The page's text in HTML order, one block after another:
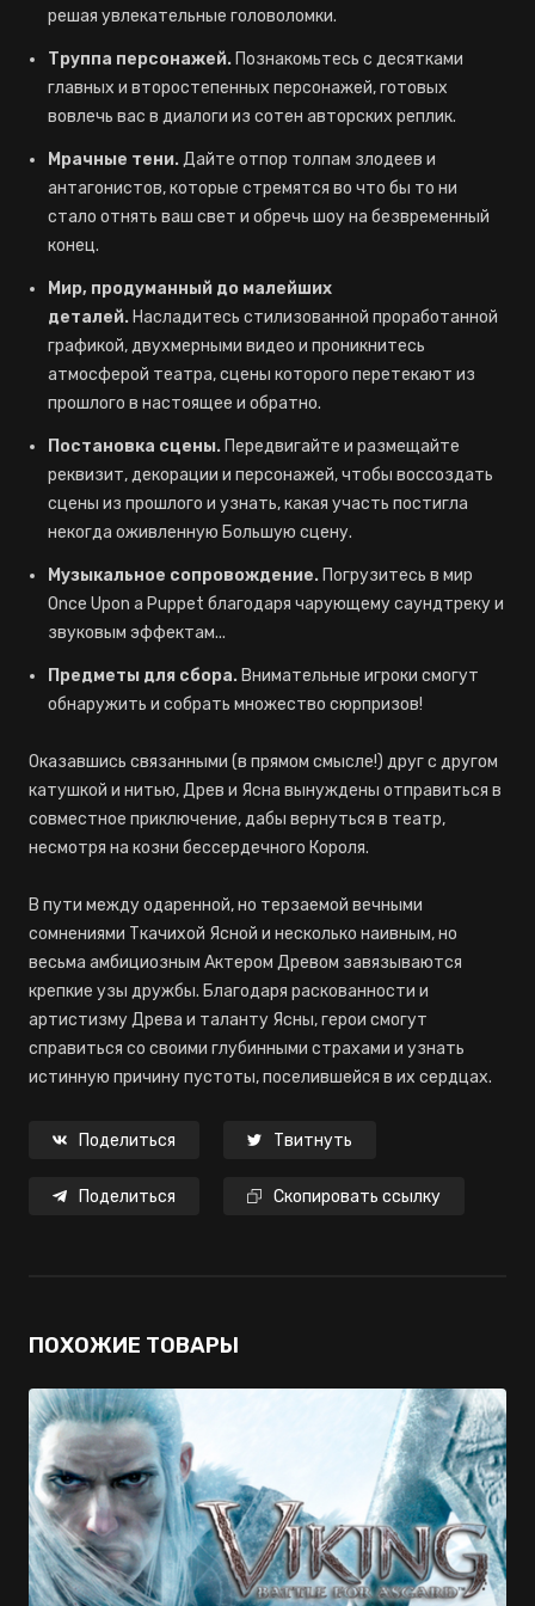
решая увлекательные головоломки.
Труппа персонажей. Познакомьтесь с десятками
главных и второстепенных персонажей, готовых
вовлечь вас в диалоги из сотен авторских реплик.
Мрачные тени.Дайте отпор толпам злодеев и
антагонистов, которые стремятся во что бы то ни
стало отнять ваш свет и обречь шоу на безвременный
конец.
Мир, продуманный до малейших
деталей. Насладитесь стилизованной проработанной
графикой, двухмерными видео и проникнитесь
атмосферой театра, сцены которого перетекают из
прошлого в настоящее и обратно.
Постановка сцены. Передвигайте и размещайте
реквизит, декорации и персонажей, чтобы воссоздать
сцены из прошлого и узнать, какая участь постигла
некогда оживленную Большую сцену.
Музыкальное сопровождение. Погрузитесь в мир
Once Upon a Puppet благодаря чарующему саундтреку и
звуковым эффектам...
Предметы для сбора. Внимательные игроки смогут
обнаружить и собрать множество сюрпризов!
Оказавшись связанными (в прямом смысле!) друг с другом
катушкой и нитью, Древ и Ясна вынуждены отправиться в
совместное приключение, дабы вернуться в театр,
несмотря на козни бессердечного Короля.
В пути между одаренной, но терзаемой вечными
сомнениями Ткачихой Ясной и несколько наивным, но
весьма амбициозным Актером Древом завязываются
крепкие узы дружбы. Благодаря раскованности и
артистизму Древа и таланту Ясны, герои смогут
справиться со своими глубинными страхами и узнать
истинную причину пустоты, поселившейся в их сердцах.
Поделиться Твитнуть
Поделиться Скопировать ссылку
ПОХОЖИЕ ТОВАРЫ